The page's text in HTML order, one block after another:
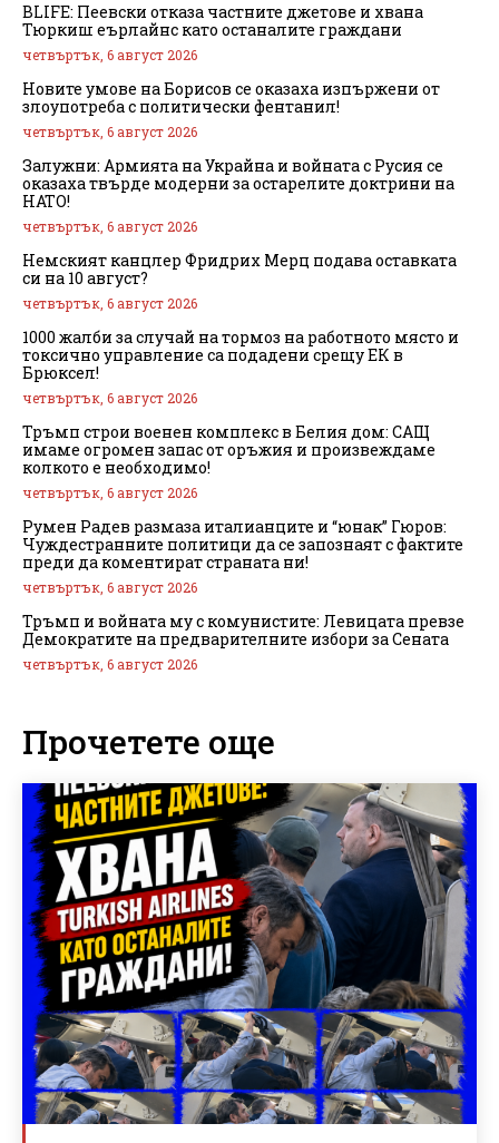
BLIFE: Пеевски отказа частните джетове и хвана
Тюркиш еърлайнс като останалите граждани
четвъртък, 6 август 2026
Новите умове на Борисов се оказаха изпържени от
злоупотреба с политически фентанил!
четвъртък, 6 август 2026
Залужни: Армията на Украйна и войната с Русия се
оказаха твърде модерни за остарелите доктрини на
НАТО!
четвъртък, 6 август 2026
Немският канцлер Фридрих Мерц подава оставката
си на 10 август?
четвъртък, 6 август 2026
1000 жалби за случай на тормоз на работното място и
токсично управление са подадени срещу ЕК в
Брюксел!
четвъртък, 6 август 2026
Тръмп строи военен комплекс в Белия дом: САЩ
имаме огромен запас от оръжия и произвеждаме
колкото е необходимо!
четвъртък, 6 август 2026
Румен Радев размаза италианците и “юнак” Гюров:
Чуждестранните политици да се запознаят с фактите
преди да коментират страната ни!
четвъртък, 6 август 2026
Тръмп и войната му с комунистите: Левицата превзе
Демократите на предварителните избори за Сената
четвъртък, 6 август 2026
Прочетете още